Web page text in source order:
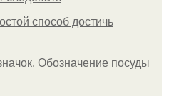
способ достичь
Обозначение посуды